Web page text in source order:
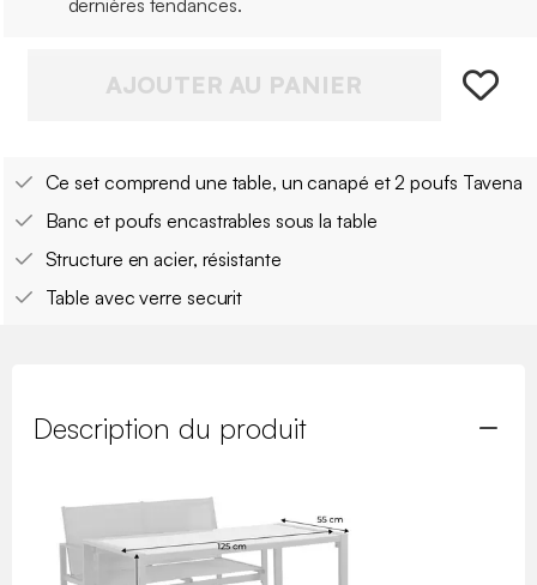
AJOUTER AU PANIER
Ce set comprend une table, un canapé et 2 poufs Tavena
Banc et poufs encastrables sous la table
Structure en acier, résistante
Table avec verre securit
Description du produit